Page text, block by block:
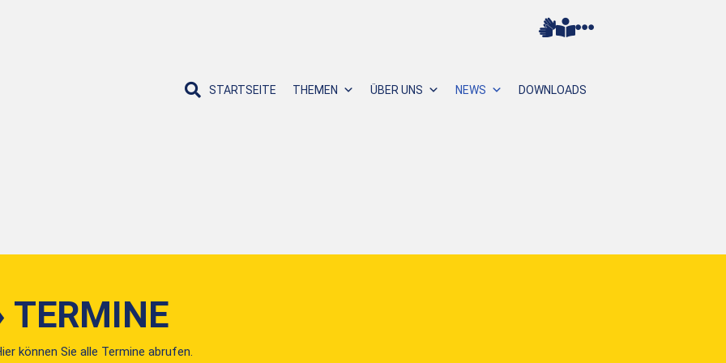
STARTSEITE THEMEN ÜBER UNS NEWS DOWNLOADS
TERMINE
können Sie alle Termine abrufen.